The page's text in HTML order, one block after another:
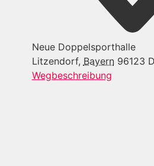
Neue Doppelsporthalle
Litzendorf, Bayern 96123
Wegbeschreibung